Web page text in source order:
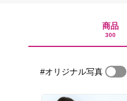
商品
300
#オリジナル写真